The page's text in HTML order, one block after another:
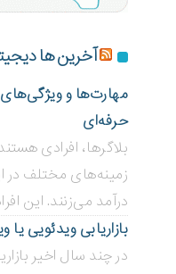
آخرین ها
مهارت‌ها و
حرفه‌ای
بلاگر‌ها، افرادی
زمینه‌های مختلف
درآمد می‌زنند. این
بازاریابی ویدئویی
در چند سال اخیر